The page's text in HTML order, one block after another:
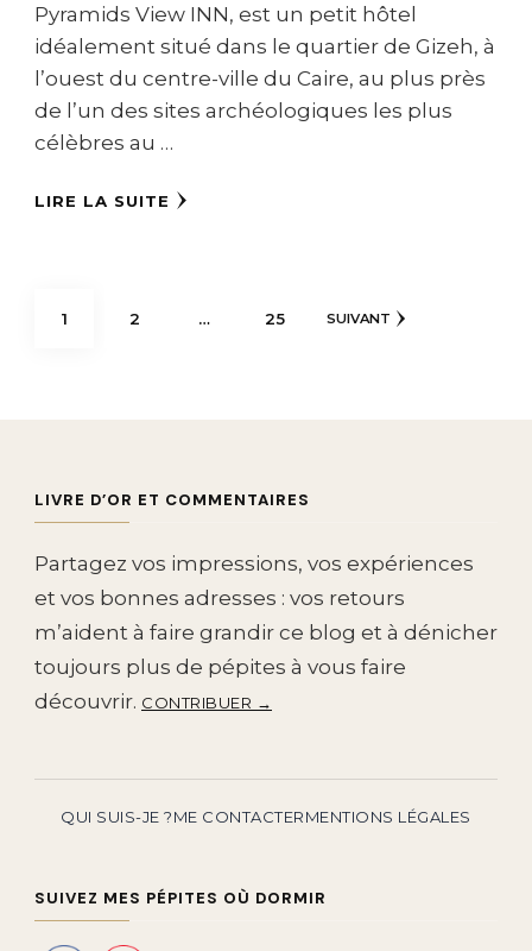
Pyramids View INN, est un petit hôtel
idéalement situé dans le quartier de Gizeh, à
l’ouest du centre-ville du Caire, au plus près
de l’un des sites archéologiques les plus
célèbres au …
LIRE LA SUITE
Pagination
PAGE
1 PAGE
2 … PAGE
25 SUIVANT
LIVRE D’OR ET COMMENTAIRES
Partagez vos impressions, vos expériences
et vos bonnes adresses : vos retours
m’aident à faire grandir ce blog et à dénicher
toujours plus de pépites à vous faire
découvrir. CONTRIBUER →
QUI SUIS-JE ?ME CONTACTERMENTIONS LÉGALES
SUIVEZ MES PÉPITES OÙ DORMIR